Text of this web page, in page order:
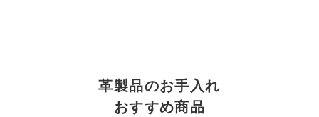
革製品のお手入れ
おすすめ商品